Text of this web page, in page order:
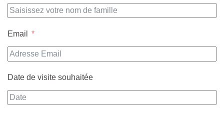
Email
Date de visite souhaitée